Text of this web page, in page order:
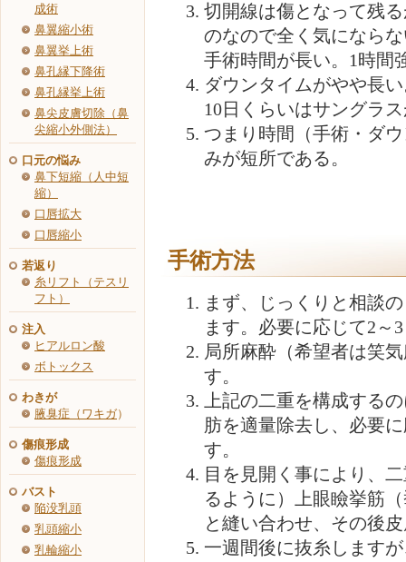
成術
鼻翼縮小術
鼻翼挙上術
鼻孔縁下降術
鼻孔縁挙上術
鼻尖皮膚切除（鼻
尖縮小外側法）
口元の悩み
鼻下短縮（人中短
縮）
口唇拡大
口唇縮小
若返り
糸リフト（テスリ
フト）
注入
ヒアルロン酸
ボトックス
わきが
腋臭症（ワキガ）
傷痕形成
傷痕形成
バスト
陥没乳頭
乳頭縮小
乳輪縮小
切開線は傷となって残
のなので全く気になら
手術時間が長い。1時間
ダウンタイムがやや長
10日くらいはサングラ
つまり時間（手術・ダ
みが短所である。
手術方法
まず、じっくりと相談
ます。必要に応じて2～
局所麻酔（希望者は笑
す。
上記の二重を構成する
肪を適量除去し、必要
す。
目を見開く事により、
るように）上眼瞼挙筋
と縫い合わせ、その後
一週間後に抜糸します